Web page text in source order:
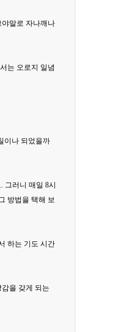
말로 자나깨나
는 오로지 일념
이나 되었을까
러니 매일 8시
방법을 택해 보
하는 기도 시간
을 갖게 되는